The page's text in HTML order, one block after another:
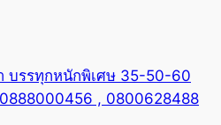
บรรทุกหนักพิเศษ 35-50-60
, 0800628488